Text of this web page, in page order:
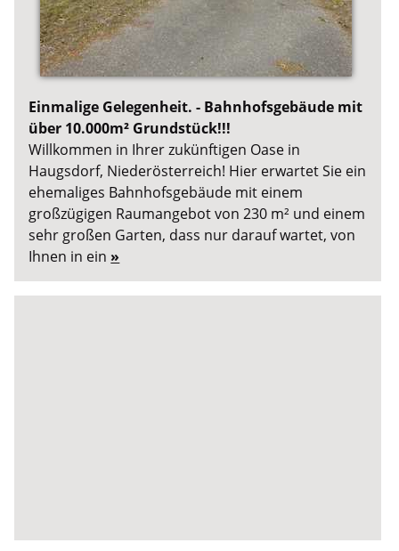
Einmalige Gelegenheit. - Bahnhofsgebäude mit
über 10.000m² Grundstück!!!
Willkommen in Ihrer zukünftigen Oase in
Haugsdorf, Niederösterreich! Hier erwartet Sie ein
ehemaliges Bahnhofsgebäude mit einem
großzügigen Raumangebot von 230 m² und einem
sehr großen Garten, dass nur darauf wartet, von
Ihnen in ein »